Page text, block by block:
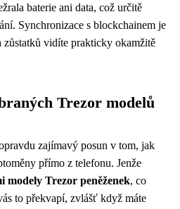
baterie ani data, což určitě
Synchronizace s blockchainem je
zůstatků vidíte prakticky okamžitě
Trezor modelů
zajímavý posun v tom, jak
přímo z telefonu. Jenže
modely Trezor peněženek, co
to překvapí, zvlášť když máte